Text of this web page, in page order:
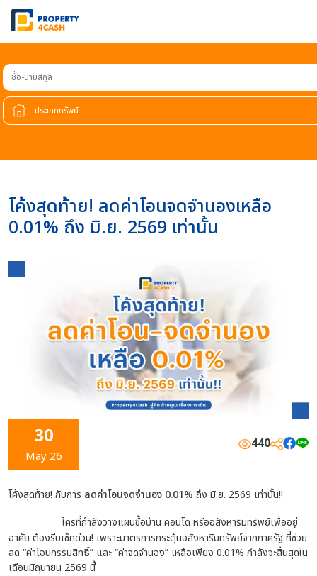
ชื่อ-นามสกุล
โค้งสุดท้าย! ลดค่าโอนจดจำนองเหลือ
0.01% ถึง มิ.ย. 2569 เท่านั้น
30
May 26
440
โค้งสุดท้าย! กับการ ลดค่าโอนจดจำนอง 0.01% ถึง มิ.ย. 2569 เท่านั้น!!
ใครที่กำลังวางแผนซื้อบ้าน คอนโด หรืออสังหาริมทรัพย์เพื่ออยู่
อาศัย ต้องรีบเช็กด่วน! เพราะมาตรการกระตุ้นอสังหาริมทรัพย์จากภาครัฐ ที่ช่วย
ลด “ค่าโอนกรรมสิทธิ์” และ “ค่าจดจำนอง” เหลือเพียง 0.01% กำลังจะสิ้นสุดใน
เดือนมิถุนายน 2569 นี้